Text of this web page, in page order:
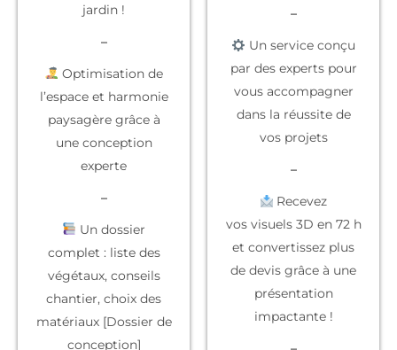
jardin !
–
Optimisation de
l’espace et harmonie
paysagère grâce à
une conception
experte
–
Un dossier
complet : liste des
végétaux, conseils
chantier, choix des
matériaux [Dossier de
conception]
–
Un service conçu
par des expertspour
vous accompagner
dans la réussite de
vos projets
–
Recevez
vos visuels 3D en 72 h
et convertissez plus
de devis grâce à une
présentation
impactante !